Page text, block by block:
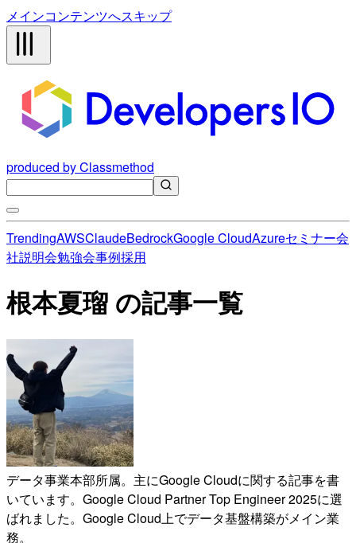
メインコンテンツへスキップ
produced by Classmethod
TrendingAWSClaudeBedrockGoogle CloudAzureセミナー会
社説明会勉強会事例採用
根本夏瑠 の記事一覧
データ事業本部所属。主にGoogle Cloudに関する記事を書
いています。Google Cloud Partner Top Engineer 2025に選
ばれました。Google Cloud上でデータ基盤構築がメイン業
務。